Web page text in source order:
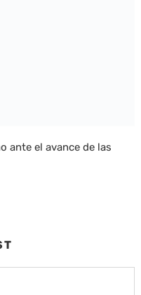
ante el avance de las